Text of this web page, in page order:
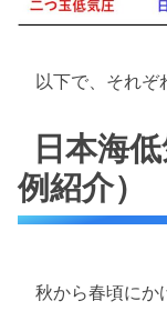
以下で、それぞ
日本海
例紹介）
秋から春頃にか